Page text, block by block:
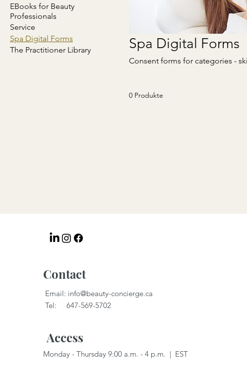
EBooks for Beauty
Professionals
Service
Spa Digital Forms
The Practitioner Library
Spa Digital Forms
Consent forms for categories -
0 Produkte
Contact
Email: info@beauty-concierge.ca
Tel: 647-569-5702
Access
Monday - Thursday 9:00 a.m. - 4 p.m. | EST